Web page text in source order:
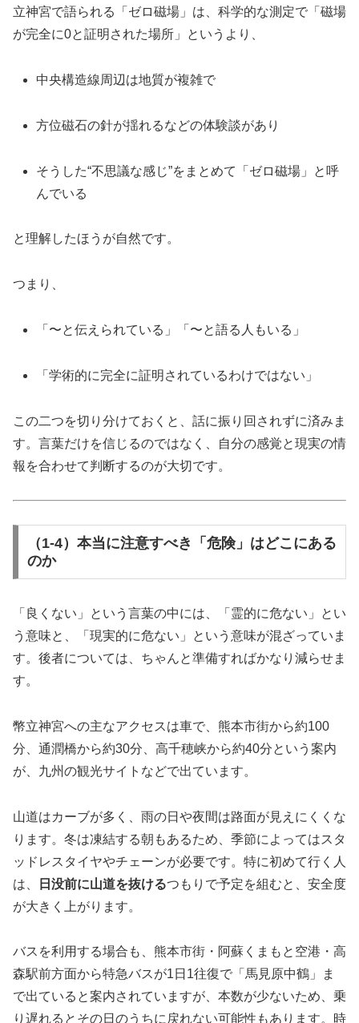
立神宮で語られる「ゼロ磁場」は、科学的な測定で「磁場
が完全に0と証明された場所」というより、
中央構造線周辺は地質が複雑で
方位磁石の針が揺れるなどの体験談があり
そうした“不思議な感じ”をまとめて「ゼロ磁場」と呼
んでいる
と理解したほうが自然です。
つまり、
「〜と伝えられている」「〜と語る人もいる」
「学術的に完全に証明されているわけではない」
この二つを切り分けておくと、話に振り回されずに済みま
す。言葉だけを信じるのではなく、自分の感覚と現実の情
報を合わせて判断するのが大切です。
（1-4）本当に注意すべき「危険」はどこにある
のか
「良くない」という言葉の中には、「霊的に危ない」とい
う意味と、「現実的に危ない」という意味が混ざっていま
す。後者については、ちゃんと準備すればかなり減らせま
す。
幣立神宮への主なアクセスは車で、熊本市街から約100
分、通潤橋から約30分、高千穂峡から約40分という案内
が、九州の観光サイトなどで出ています。
山道はカーブが多く、雨の日や夜間は路面が見えにくくな
ります。冬は凍結する朝もあるため、季節によってはスタ
ッドレスタイヤやチェーンが必要です。特に初めて行く人
は、
日没前に山道を抜けるつもりで予定を組むと、安全度
が大きく上がります。
バスを利用する場合も、熊本市街・阿蘇くまもと空港・高
森駅前方面から特急バスが1日1往復で「馬見原中鶴」ま
で出ていると案内されていますが、本数が少ないため、乗
り遅れるとその日のうちに戻れない可能性もあります。時